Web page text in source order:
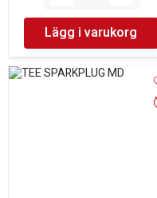
Lägg i varukorg